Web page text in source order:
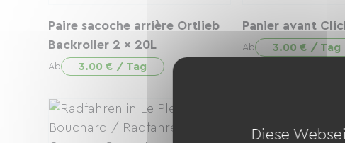
Paire sacoche arrière Ortlieb
Backroller 2 x 20L
Ab 3.00 € / Tag
Panier avant
Ab 3.00 € / Tag
Diese